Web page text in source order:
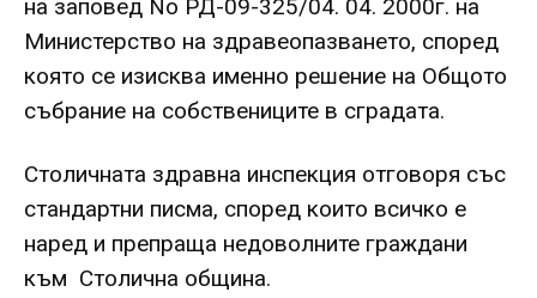
на заповед No РД-09-325/04. 04. 2000г. на
Министерство на здравеопазването, според
която се изисква именно решение на Общото
събрание на собствениците в сградата.
Столичната здравна инспекция отговоря със
стандартни писма, според които всичко е
наред и препраща недоволните граждани
към Столична община.